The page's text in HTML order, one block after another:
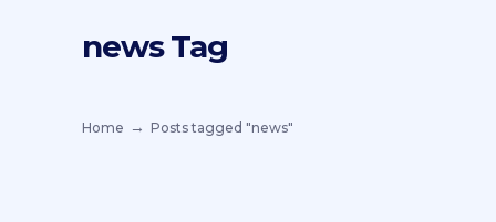
news Tag
Home Posts tagged "news"